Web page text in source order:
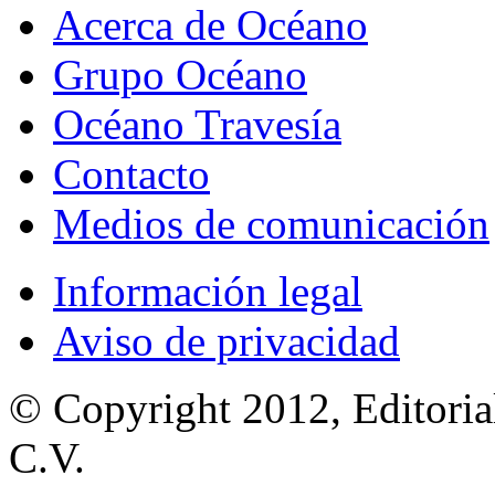
Acerca de Océano
Grupo Océano
Océano Travesía
Contacto
Medios de comunicación
Información legal
Aviso de privacidad
© Copyright 2012,
C.V.